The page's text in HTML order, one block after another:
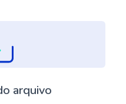
arquivo